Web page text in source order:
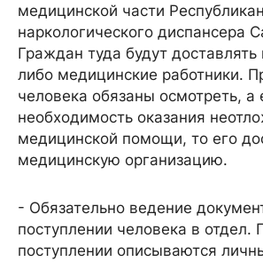
медицинской части
наркологического диспансера
Граждан туда будут доставлять
либо медицинские работники.
человека обязаны осмотреть, а
необходимость оказания
медицинской помощи, то его
медицинскую организацию.
- Обязательно ведение
поступлении человека в отдел.
поступлении описываются